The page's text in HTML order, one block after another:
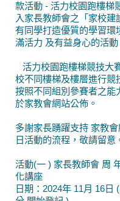
款活動 - 活力校園跑樓梯
入家長教師會之「家校
有同學打造優質的學習環
滿活力 及有益身心的活動
活力校園跑樓梯競技大
校不同樓梯及樓層進行競
按照不同組別參賽者之能
於家教會網站公佈。
多謝家長踴躍支持 家教
日活動的流程，敬請留意
活動(一 ) 家長教師會 周
化講座
日期：2024年 11月 16日